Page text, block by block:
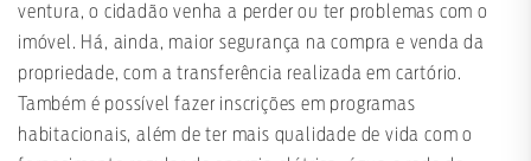
ventura, o cidadão venha a perder ou ter problemas com o
imóvel. Há, ainda, maior segurança na compra e venda da
propriedade, com a transferência realizada em cartório.
Também é possível fazer inscrições em programas
habitacionais, além de ter mais qualidade de vida com o